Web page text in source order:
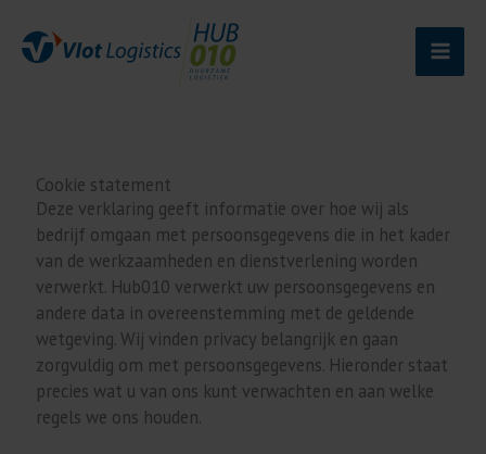
naar
Cookie statement
Deze verklaring geeft informatie over hoe wij als
bedrijf omgaan met persoonsgegevens die in het kader
van de werkzaamheden en dienstverlening worden
verwerkt. Hub010 verwerkt uw persoonsgegevens en
andere data in overeenstemming met de geldende
wetgeving. Wij vinden privacy belangrijk en gaan
zorgvuldig om met persoonsgegevens. Hieronder staat
precies wat u van ons kunt verwachten en aan welke
regels we ons houden.